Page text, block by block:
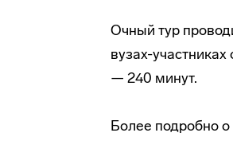
Очный тур
вузах-участниках
— 240 минут.
Более подробно